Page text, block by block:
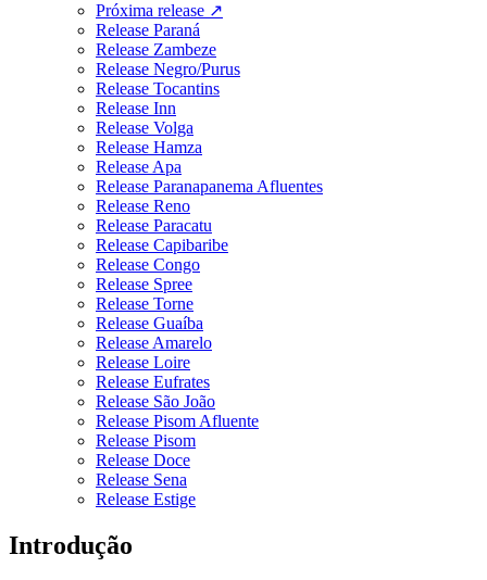
Próxima release ↗
Release Paraná
Release Zambeze
Release Negro/Purus
Release Tocantins
Release Inn
Release Volga
Release Hamza
Release Apa
Release Paranapanema Afluentes
Release Reno
Release Paracatu
Release Capibaribe
Release Congo
Release Spree
Release Torne
Release Guaíba
Release Amarelo
Release Loire
Release Eufrates
Release São João
Release Pisom Afluente
Release Pisom
Release Doce
Release Sena
Release Estige
Introdução